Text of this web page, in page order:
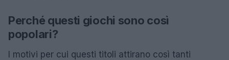
Perché questi giochi sono così
popolari?
I motivi per cui questi titoli attirano così tanti